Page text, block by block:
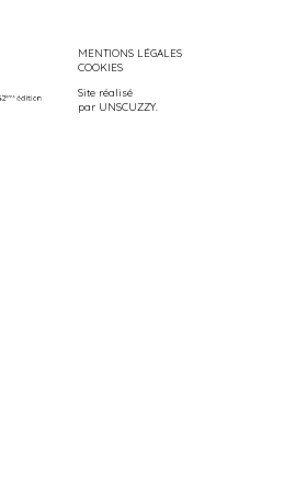
MENTIONS LÉGALES
COOKIES
Site réalisé
par UNSCUZZY